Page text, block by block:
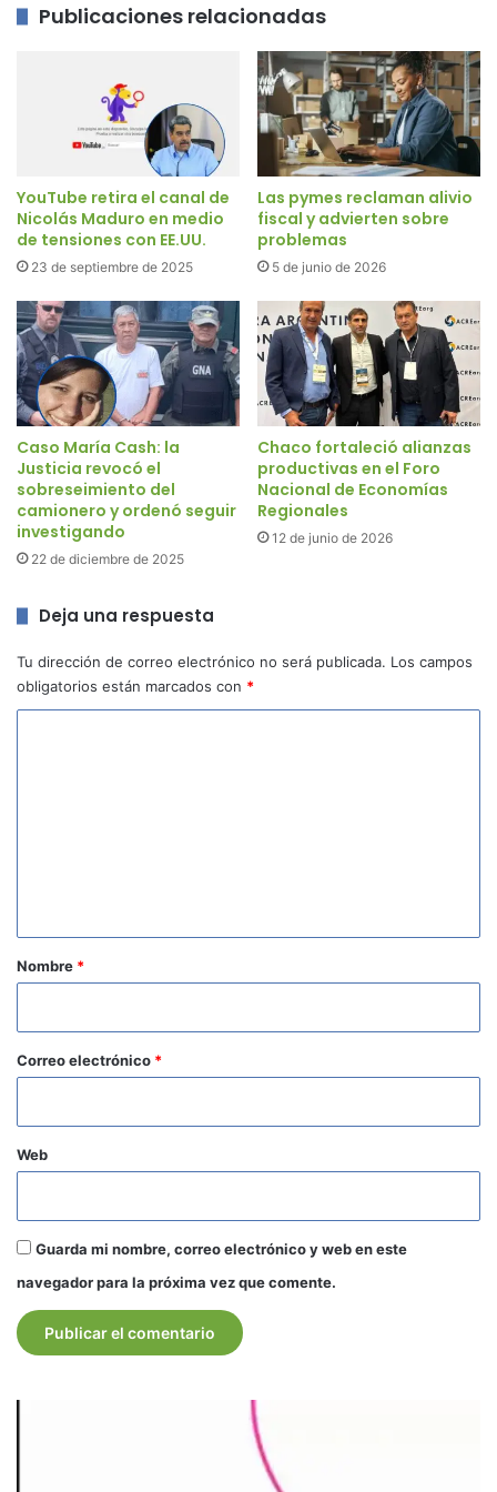
Publicaciones relacionadas
YouTube retira el canal de
Nicolás Maduro en medio
de tensiones con EE.UU.
23 de septiembre de 2025
Las pymes reclaman alivio
fiscal y advierten sobre
problemas
5 de junio de 2026
Caso María Cash: la
Justicia revocó el
sobreseimiento del
camionero y ordenó seguir
investigando
22 de diciembre de 2025
Chaco fortaleció alianzas
productivas en el Foro
Nacional de Economías
Regionales
12 de junio de 2026
Deja una respuesta
Tu dirección de correo electrónico no será publicada. Los campos
obligatorios están marcados con *
r
o
*
Nombre *
Correo electrónico *
Web
Guarda mi nombre, correo electrónico y web en este
navegador para la próxima vez que comente.